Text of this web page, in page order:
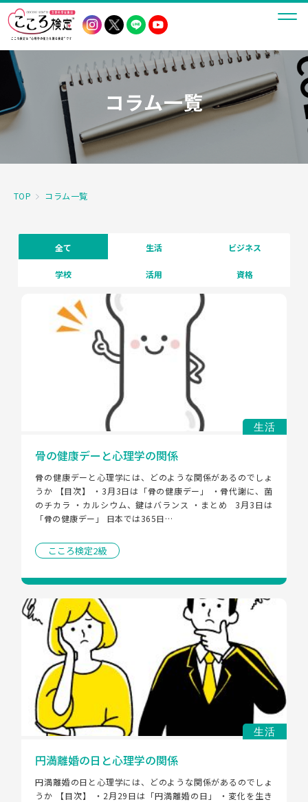
コラム一覧
TOP コラム一覧
全て 生活 ビジネス
学校 活用 資格
生活
骨の健康デーと心理学の関係
骨の健康デーと心理学には、どのような関係があるのでしょ
うか 【目次】 ・3月3日は「骨の健康デー」 ・骨代謝に、菌
のチカラ ・カルシウム、鍵はバランス ・まとめ   3月3日は
「骨の健康デー」 日本では365日…
こころ検定2級
生活
円満離婚の日と心理学の関係
円満離婚の日と心理学には、どのような関係があるのでしょ
うか 【目次】 ・2月29日は「円満離婚の日」 ・変化を生き